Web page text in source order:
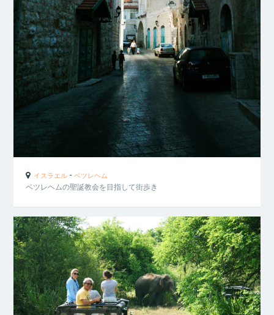
イスラエル -ベツレヘム
ベツレヘムの聖誕教会を目指して街歩き